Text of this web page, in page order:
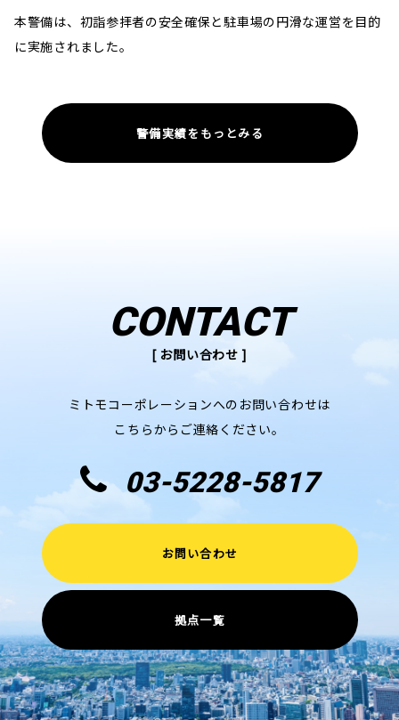
本警備は、初詣参拝者の安全確保と駐車場の円滑な運営を目的
に実施されました。
警備実績をもっとみる
CONTACT
[ お問い合わせ ]
ミトモコーポレーションへのお問い合わせは
こちらからご連絡ください。
03-5228-5817
お問い合わせ
拠点一覧